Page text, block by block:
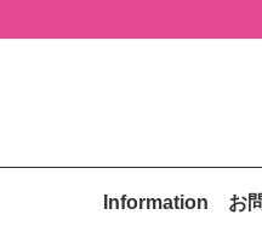
Information お